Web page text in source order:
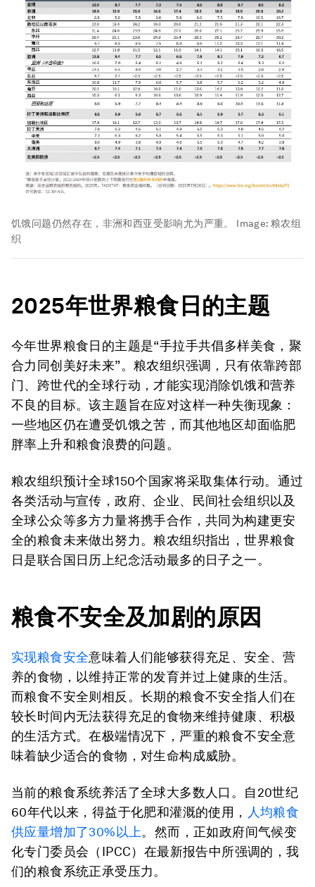
饥饿问题仍然存在，非洲和西亚受影响尤为严重。 Image:粮农组
织
2025年世界粮食日的主题
今年世界粮食日的主题是“手拉手共倡多样美食，聚
合力同创美好未来”。粮农组织强调，只有依靠跨部
门、跨世代的全球行动，才能实现消除饥饿和营养
不良的目标。该主题旨在应对这样一种失衡现象：
一些地区仍在遭受饥饿之苦，而其他地区却面临肥
胖率上升和粮食浪费的问题。
粮农组织预计全球150个国家将采取集体行动。通过
各类活动与宣传，政府、企业、民间社会组织以及
全球公众等多方力量将携手合作，共同为构建更安
全的粮食未来做出努力。粮农组织指出，世界粮食
日是联合国日历上纪念活动最多的日子之一。
粮食不安全及加剧的原因
实现粮食安全意味着人们能够获得充足、安全、营
养的食物，以维持正常的发育并过上健康的生活。
而粮食不安全则相反。长期的粮食不安全指人们在
较长时间内无法获得充足的食物来维持健康、积极
的生活方式。在极端情况下，严重的粮食不安全意
味着缺少适合的食物，对生命构成威胁。
当前的粮食系统养活了全球大多数人口。自20世纪
60年代以来，得益于化肥和灌溉的使用， 人均粮食
供应量增加了30%以上。然而，正如政府间气候变
化专门委员会（IPCC）在最新报告中所强调的，我
们的粮食系统正承受压力。